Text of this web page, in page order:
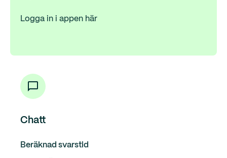
Logga in i appen här
Chatt
Beräknad svarstid